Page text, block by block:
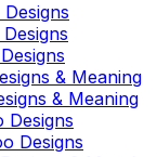
& Meaning
& Meaning
Designs
Designs